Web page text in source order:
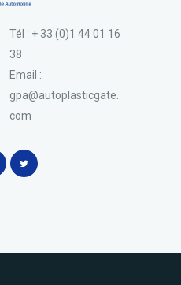
Tél : + 33 (0)1 44 01 16
38
Email :
gpa@autoplasticgate.
com